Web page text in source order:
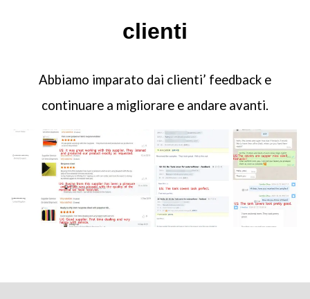
clienti
Abbiamo imparato dai clienti’ feedback e
continuare a migliorare e andare avanti.